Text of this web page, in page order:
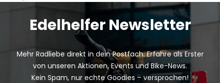
Edelhelfer Newsletter
Mehr Radliebe direkt in dein Postfach: Erfahre als Erster
von unseren Aktionen, Events und Bike-News.
Kein Spam, nur echte Goodies – versprochen!